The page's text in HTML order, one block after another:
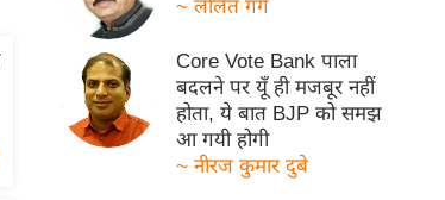
~ ललित गर्ग
Core Vote Bank पाला
बदलने पर यूँ ही मजबूर नहीं
होता, ये बात BJP को समझ
आ गयी होगी
~ नीरज कुमार दुबे